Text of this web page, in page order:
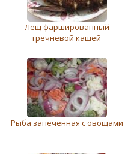
Лещ фаршированный
гречневой кашей
Рыба запеченная с овощами